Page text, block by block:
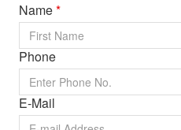
Name*
Phone
E-Mail